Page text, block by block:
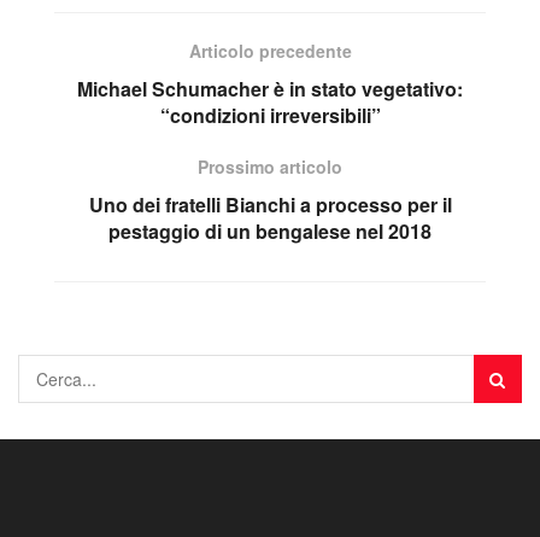
Articolo precedente
Michael Schumacher è in stato vegetativo:
“condizioni irreversibili”
Prossimo articolo
Uno dei fratelli Bianchi a processo per il
pestaggio di un bengalese nel 2018